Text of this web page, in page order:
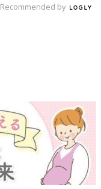
Recommended by